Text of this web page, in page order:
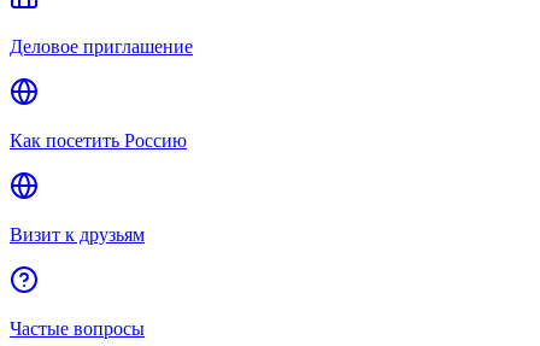
Деловое приглашение
Как посетить Россию
Визит к друзьям
Частые вопросы